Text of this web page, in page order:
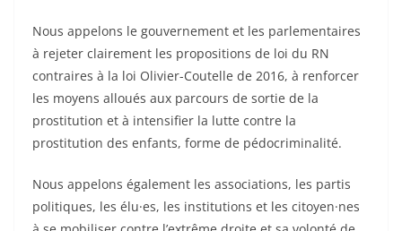
Nous appelons le gouvernement et les parlementaires
à rejeter clairement les propositions de loi du RN
contraires à la loi Olivier-Coutelle de 2016, à renforcer
les moyens alloués aux parcours de sortie de la
prostitution et à intensifier la lutte contre la
prostitution des enfants, forme de pédocriminalité.
Nous appelons également les associations, les partis
politiques, les élu·es, les institutions et les citoyen·nes